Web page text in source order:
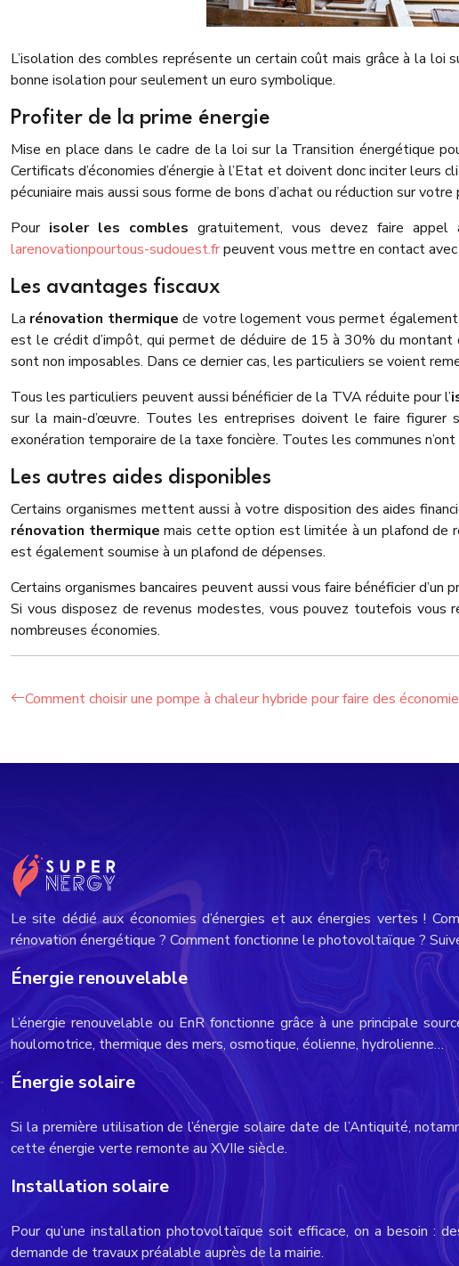
L’isolation des combles représente un certain coût mais grâce à la
bonne isolation pour seulement un euro symbolique.
Profiter de la prime énergie
Mise en place dans le cadre de la loi sur la Transition énergétique
Certificats d’économies d’énergie à l’Etat et doivent donc inciter leurs
pécuniaire mais aussi sous forme de bons d’achat ou réduction sur
Pour isoler les combles gratuitement, vous devez faire appel
larenovationpourtous-sudouest.frpeuvent vous mettre en contact
Les avantages fiscaux
La rénovation thermique de votre logement vous permet également
est le crédit d’impôt, qui permet de déduire de 15 à 30% du
sont non imposables. Dans ce dernier cas, les particuliers se voient
Tous les particuliers peuvent aussi bénéficier de la TVA réduite pour l’
sur la main-d’œuvre. Toutes les entreprises doivent le faire figurer
exonération temporaire de la taxe foncière. Toutes les communes
Les autres aides disponibles
Certains organismes mettent aussi à votre disposition des aides
rénovation thermique mais cette option est limitée à un plafond de
est également soumise à un plafond de dépenses.
Certains organismes bancaires peuvent aussi vous faire bénéficier
Si vous disposez de revenus modestes, vous pouvez toutefois vous
nombreuses économies.
Comment choisir une pompe à chaleur hybride pour faire des
Le site dédié aux économies d’énergies et aux énergies vertes !
rénovation énergétique ? Comment fonctionne le photovoltaïque ?
Énergie renouvelable
L’énergie renouvelable ou EnR fonctionne grâce à une principale
houlomotrice, thermique des mers, osmotique, éolienne, hydrolienne…
Énergie solaire
Si la première utilisation de l’énergie solaire date de l’Antiquité,
cette énergie verte remonte au XVIIe siècle.
Installation solaire
Pour qu’une installation photovoltaïque soit efficace, on a besoin :
demande de travaux préalable auprès de la mairie.